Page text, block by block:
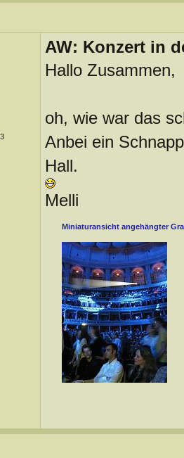
AW: Konzert in
Hallo Zusammen,
oh, wie war das
Anbei ein
Hall.
Melli
Miniaturansicht angehängter